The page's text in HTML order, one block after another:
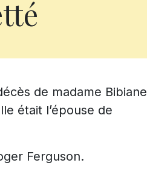
de madame Bibiane
était l’épouse de
Ferguson.